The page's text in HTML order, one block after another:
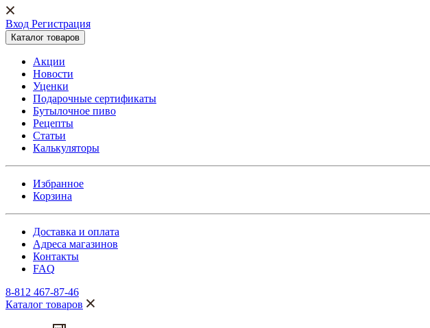
Вход Регистрация
Каталог товаров
Акции
Новости
Уценки
Подарочные сертификаты
Бутылочное пиво
Рецепты
Статьи
Калькуляторы
Избранное
Корзина
Доставка и оплата
Адреса магазинов
Контакты
FAQ
8-812 467-87-46
Каталог товаров